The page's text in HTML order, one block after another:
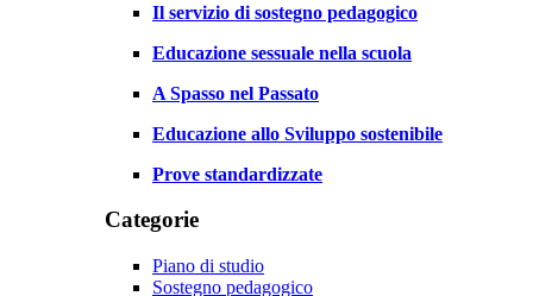
Il servizio di sostegno pedagogico
Educazione sessuale nella scuola
A Spasso nel Passato
Educazione allo Sviluppo sostenibile
Prove standardizzate
Categorie
Piano di studio
Sostegno pedagogico